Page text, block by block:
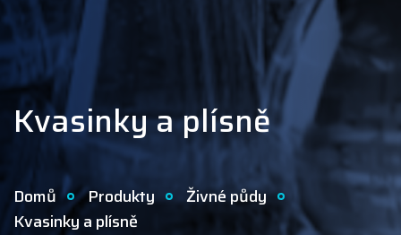
Kvasinky a plísně
Domů Produkty
Živné půdy
Kvasinky a plísně